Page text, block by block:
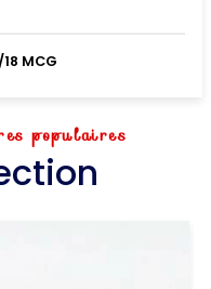
MCG
populaires